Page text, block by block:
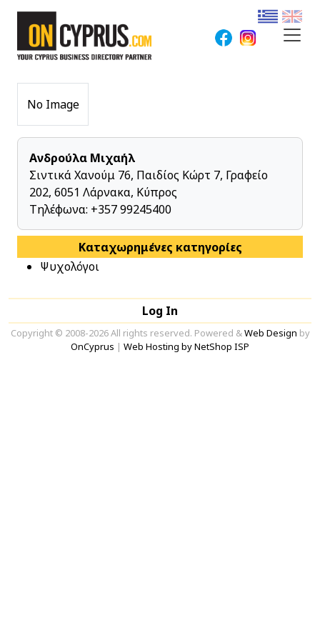
No Image
Ανδρούλα Μιχαήλ
Σιντικά Χανούμ 76, Παιδίος Κώρτ 7, Γραφείο
202, 6051 Λάρνακα, Κύπρος
Τηλέφωνα: +357 99245400
Καταχωρημένες κατηγορίες
Ψυχολόγοι
Log In
Copyright © 2008-2026 All rights reserved. Powered &Web Design by
OnCyprus | Web Hosting by NetShop ISP